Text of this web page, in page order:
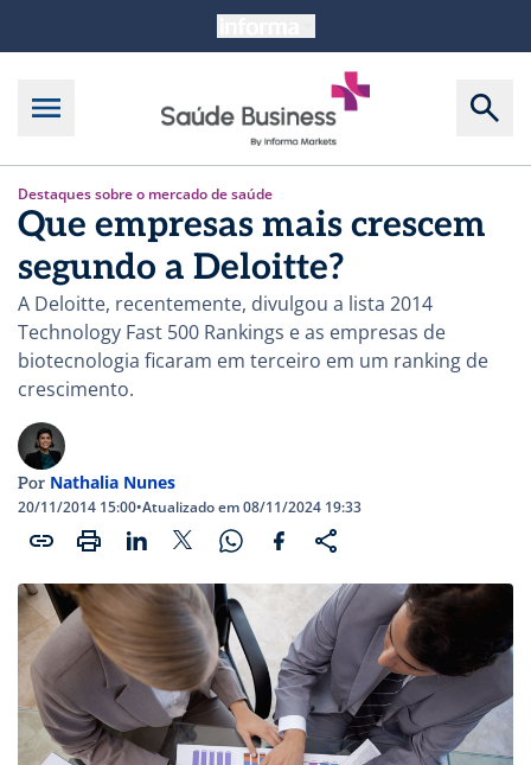
Destaques sobre o mercado de saúde
Que empresas mais crescem
segundo a Deloitte?
A Deloitte, recentemente, divulgou a lista 2014
Technology Fast 500 Rankings e as empresas de
biotecnologia ficaram em terceiro em um ranking de
crescimento.
Por Nathalia Nunes
20/11/2014 15:00•Atualizado em 08/11/2024 19:33